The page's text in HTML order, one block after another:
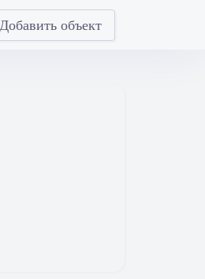
Добавить объект